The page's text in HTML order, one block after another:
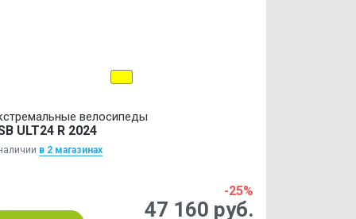
велосипеды
ULT24 R 2024
в 2 магазинах
-25%
47 160 руб.